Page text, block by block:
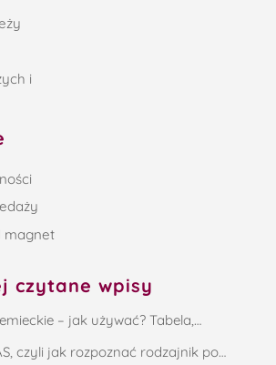
i
magnet
czytane wpisy
– jak używać? Tabela,…
czyli jak rozpoznać rodzajnik po…